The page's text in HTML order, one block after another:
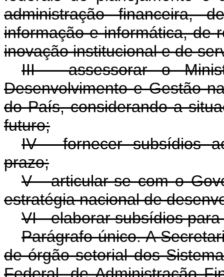
administração financeira,
informação e informática, de
inovação institucional e de
III - assessorar o
Desenvolvimento e Gestão
do País, considerando a
futuro;
IV - fornecer subsídios
prazo;
V - articular-se com o
estratégia nacional de
VI - elaborar subsídios
Parágrafo único. A
de órgão setorial dos